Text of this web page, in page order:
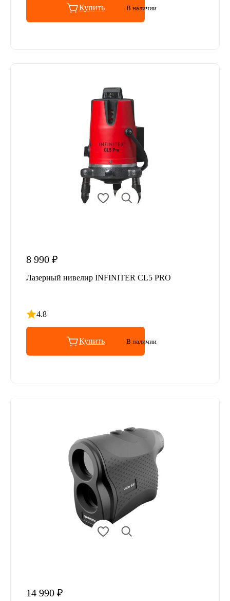
Купить В наличии
8 990 ₽
Лазерный нивелир INFINITER CL5 PRO
4.8
Рейтинг 4.8 из 5
Купить В наличии
14 990 ₽